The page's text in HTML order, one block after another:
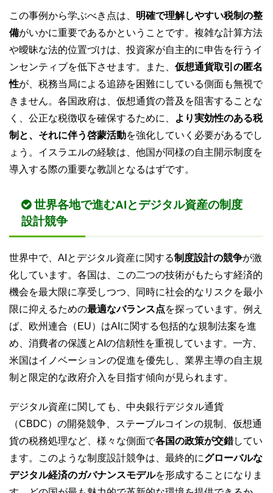
この事例から学ぶべき点は、 明確で理解しやすい税制の整
備がいかに重要であるかということです。複雑な計算方法
や曖昧な法的位置づけは、投資家が自主的に申告を行うイ
ンセンティブを低下させます。また、 仮想通貨取引の匿名
性が、税務当局による追跡を困難にしている側面も無視で
きません。各国政府は、仮想通貨の普及を阻害することな
く、公正な税徴収を確保するために、
より実効性のある税
制と、それに伴う啓蒙活動を強化していく必要があるでし
ょう。イスラエルの経験は、他国が同様の自主開示制度を
導入する際の重要な教訓となるはずです。
世界各地で進むAIとデジタル資産の制度
設計競争
世界中で、AIとデジタル資産に関する制度設計の競争が激
化しています。各国は、この二つの技術がもたらす経済的
機会を最大限に享受しつつ、同時に社会的なリスクを最小
限に抑えるための最適なバランス点を探っています。例え
ば、欧州連合（EU）はAIに関する包括的な規制法案を進
め、消費者の保護とAIの信頼性を重視しています。一方、
米国はイノベーションの促進を優先し、業界主導の自主規
制と限定的な政府介入を目指す傾向が見られます。
デジタル資産に関しても、中央銀行デジタル通貨
（CBDC）の開発競争、ステーブルコインの規制、仮想通
貨の税務処理など、様々な側面で各国の政策が交錯してい
ます。このような制度設計競争は、最終的にグローバルな
デジタル経済のガバナンスモデルを形成することになりま